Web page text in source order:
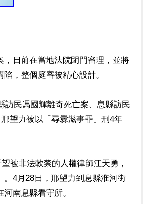
，日前在當地法院閉門審理，並將
，整個庭審被精心設計。
訪民馮國輝離奇死亡案、息縣訪民
望力被以「尋釁滋事罪」刑4年
被非法軟禁的人權律師江天勇，
4月28日，邢望力到息縣淮河街
南息縣看守所。